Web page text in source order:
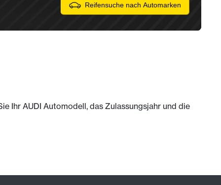
Reifensuche nach Automarken
Ihr AUDI Automodell, das Zulassungsjahr und die